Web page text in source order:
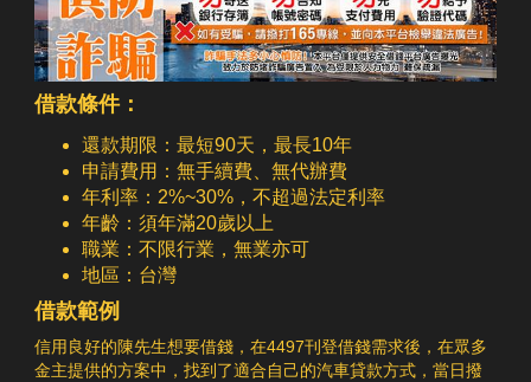
借款條件：
還款期限：最短90天，最長10年
申請費用：無手續費、無代辦費
年利率：2%~30%，不超過法定利率
年齡：須年滿20歲以上
職業：不限行業，無業亦可
地區：台灣
借款範例
信用良好的陳先生想要借錢，在4497刊登借錢需求後，在眾多
金主提供的方案中，找到了適合自己的汽車貸款方式，當日撥